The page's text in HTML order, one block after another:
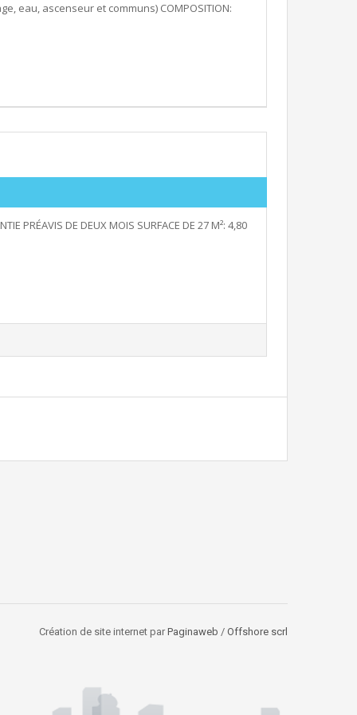
eau, ascenseur et communs) COMPOSITION:
PRÉAVIS DE DEUX MOIS SURFACE DE 27 M²: 4,80
Création de site internet par Paginaweb / Offshore scrl